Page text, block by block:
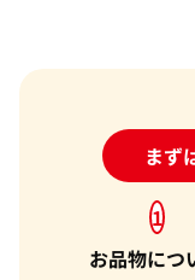
まず
24時間
1
お品物につ